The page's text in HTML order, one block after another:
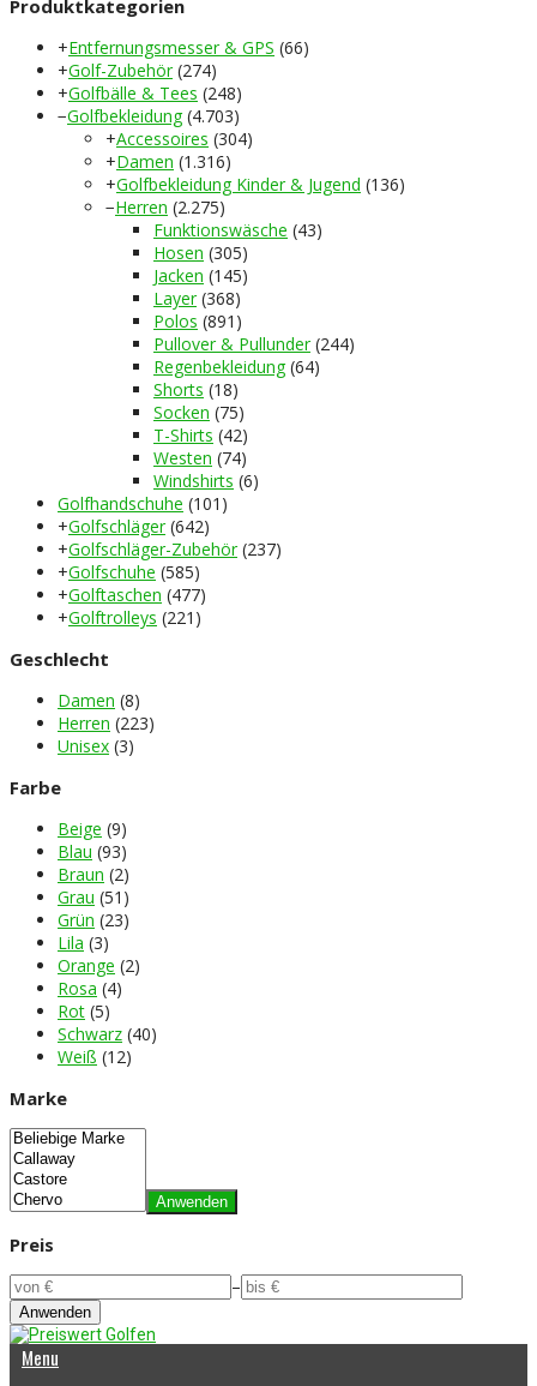
Produktkategorien
+Entfernungsmesser & GPS (66)
+Golf-Zubehör (274)
+Golfbälle & Tees (248)
−Golfbekleidung (4.703)
+Accessoires (304)
+Damen (1.316)
+Golfbekleidung Kinder & Jugend (136)
−Herren (2.275)
Funktionswäsche (43)
Hosen (305)
Jacken (145)
Layer (368)
Polos (891)
Pullover & Pullunder (244)
Regenbekleidung (64)
Shorts (18)
Socken (75)
T-Shirts (42)
Westen (74)
Windshirts (6)
Golfhandschuhe (101)
+Golfschläger (642)
+Golfschläger-Zubehör (237)
+Golfschuhe (585)
+Golftaschen (477)
+Golftrolleys (221)
Geschlecht
Damen (8)
Herren (223)
Unisex (3)
Farbe
Beige (9)
Blau (93)
Braun (2)
Grau (51)
Grün (23)
Lila (3)
Orange (2)
Rosa (4)
Rot (5)
Schwarz (40)
Weiß (12)
Marke
Anwenden
Preis
–
Anwenden
Menu